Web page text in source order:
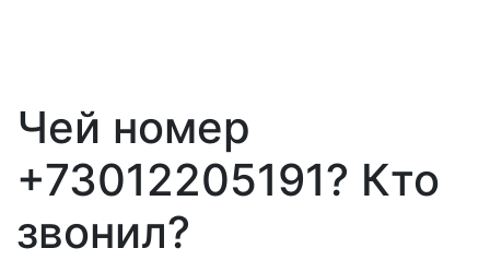
Чей номер
+73012205191? Кто
звонил?